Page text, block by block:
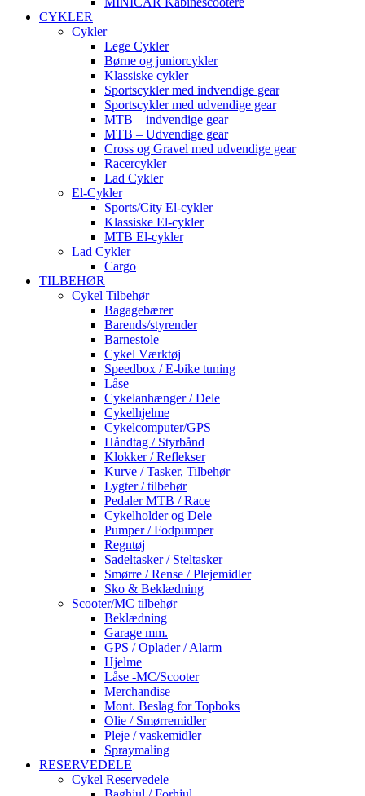
CYKLER
Cykler
Lege Cykler
Børne og juniorcykler
Klassiske cykler
Sportscykler med indvendige gear
Sportscykler med udvendige gear
MTB – indvendige gear
MTB – Udvendige gear
Cross og Gravel med udvendige gear
Racercykler
Lad Cykler
El-Cykler
Sports/City El-cykler
Klassiske El-cykler
MTB El-cykler
Lad Cykler
Cargo
TILBEHØR
Cykel Tilbehør
Bagagebærer
Barends/styrender
Barnestole
Cykel Værktøj
Speedbox / E-bike tuning
Låse
Cykelanhænger / Dele
Cykelhjelme
Cykelcomputer/GPS
Håndtag / Styrbånd
Klokker / Reflekser
Kurve / Tasker, Tilbehør
Lygter / tilbehør
Pedaler MTB / Race
Cykelholder og Dele
Pumper / Fodpumper
Regntøj
Sadeltasker / Steltasker
Smørre / Rense / Plejemidler
Sko & Beklædning
Scooter/MC tilbehør
Beklædning
Garage mm.
GPS / Oplader / Alarm
Hjelme
Låse -MC/Scooter
Merchandise
Mont. Beslag for Topboks
Olie / Smørremidler
Pleje / vaskemidler
Spraymaling
RESERVEDELE
Cykel Reservedele